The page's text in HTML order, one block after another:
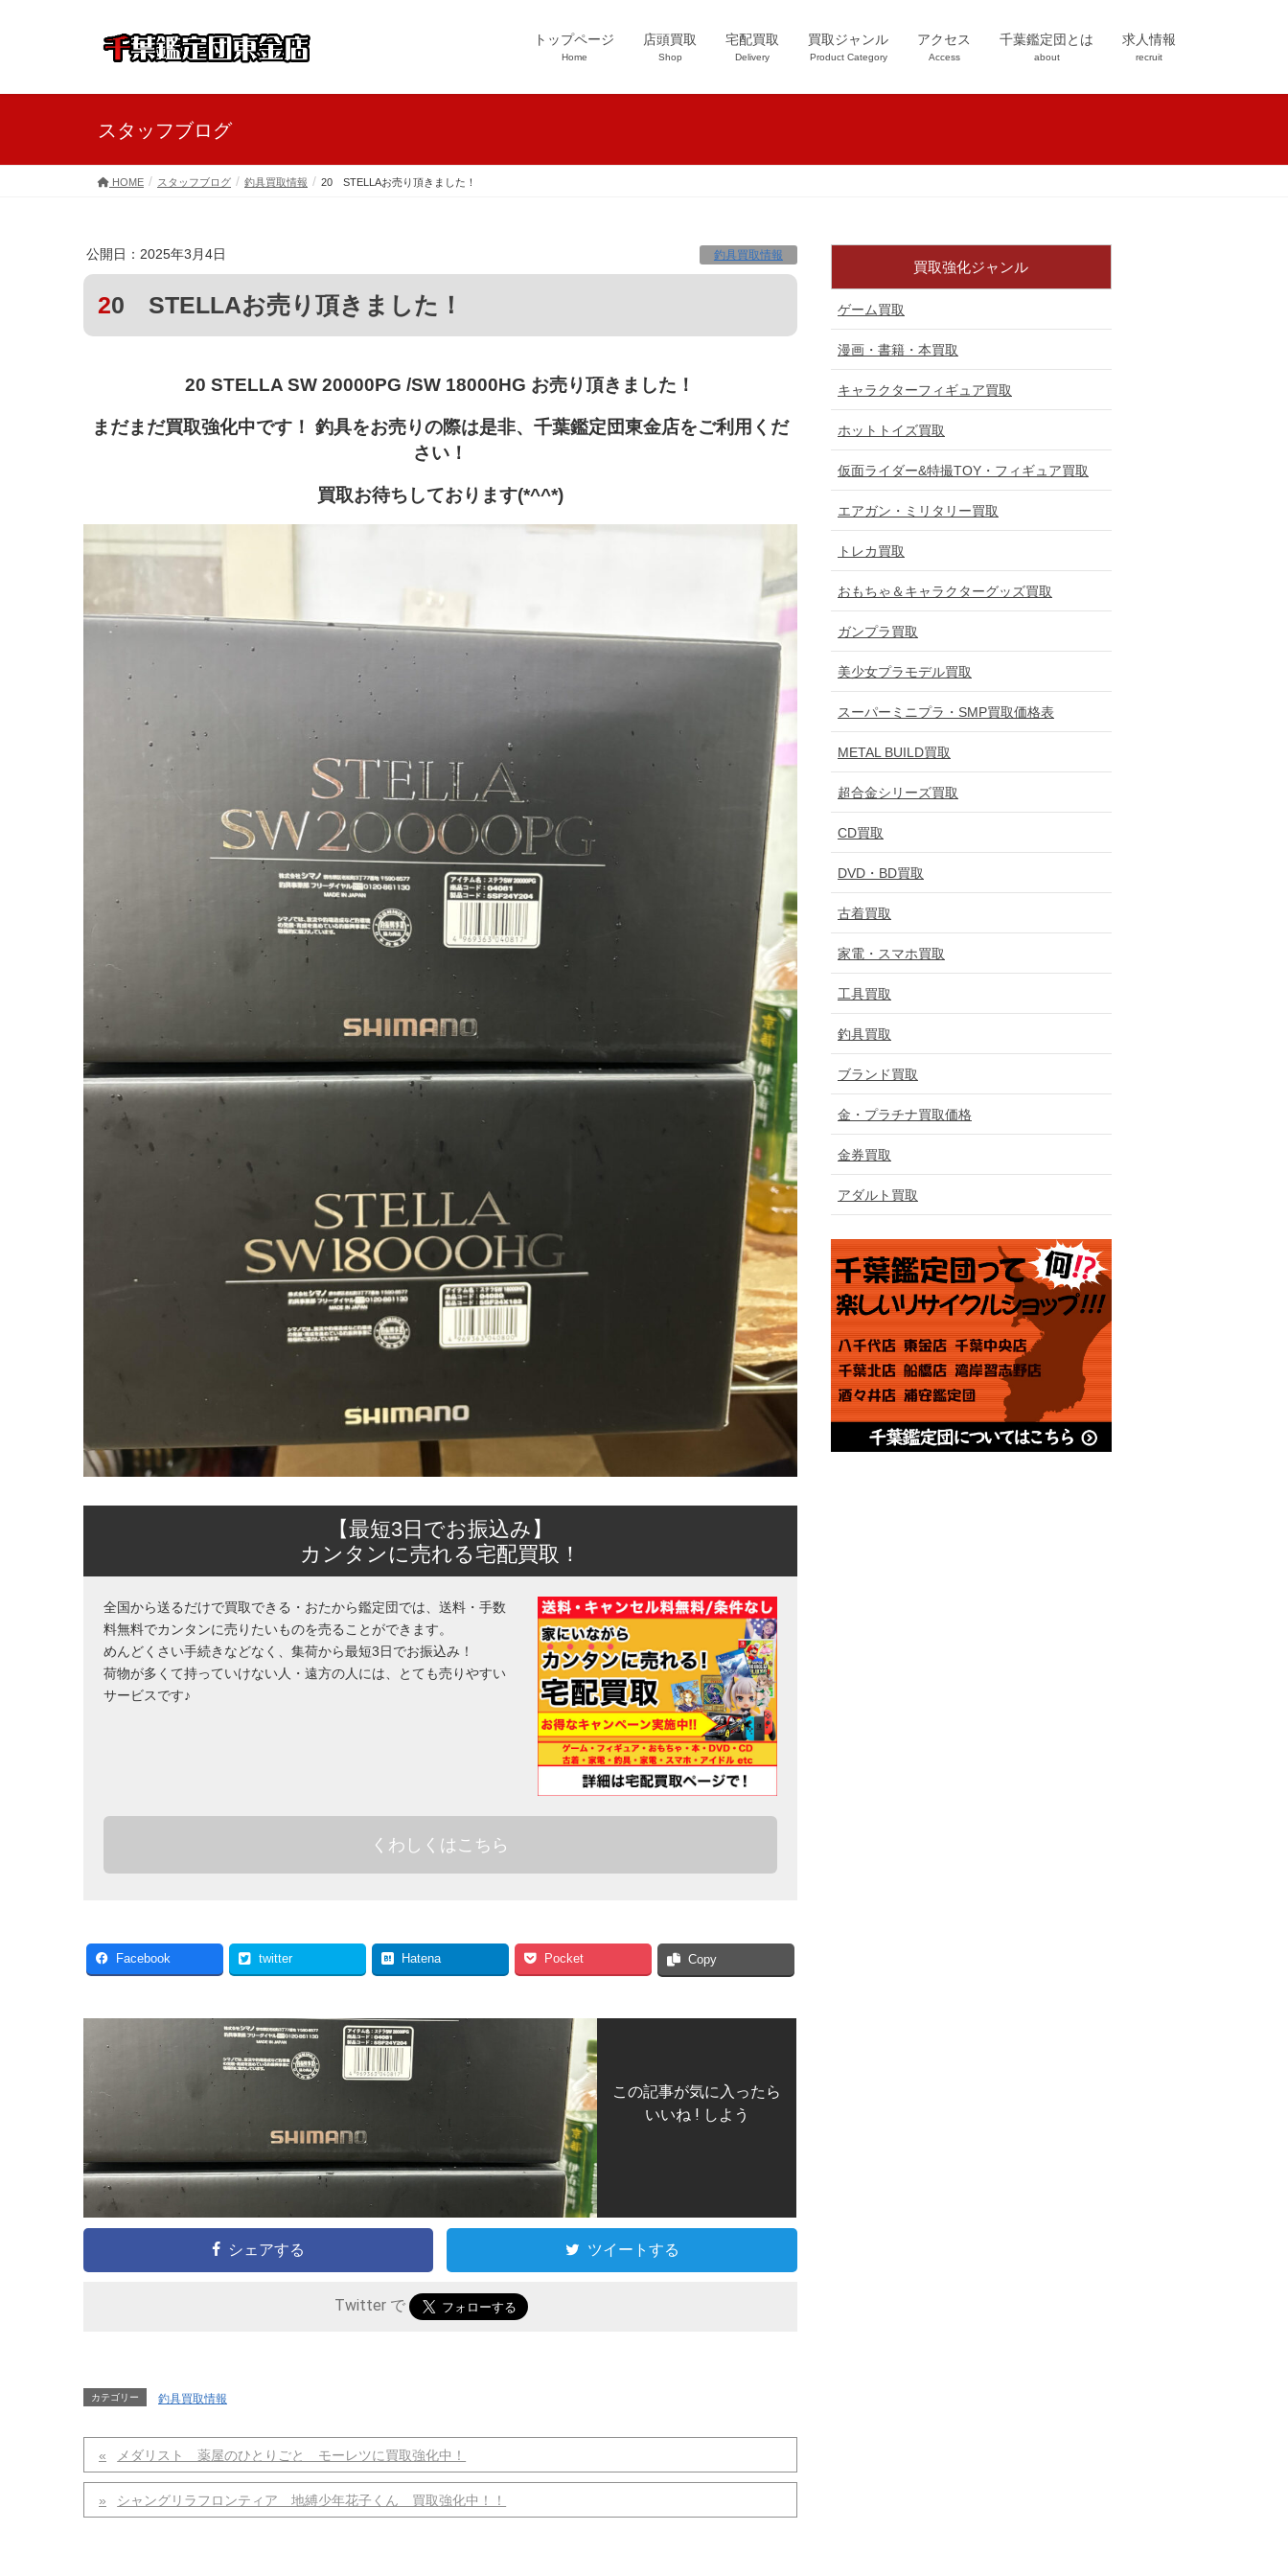
トップページ
Home
店頭買取
Shop
宅配買取
Delivery
買取ジャンル
Product Category
アクセス
Access
千葉鑑定団とは
about
求人情報
recruit
スタッフブログ
HOME スタッフブログ 釣具買取情報 20 STELLAお売り頂きました！
公開日：2025年3月4日 釣具買取情報
20 STELLAお売り頂きました！
20 STELLA SW 20000PG /SW 18000HG お売り頂きました！
まだまだ買取強化中です！ 釣具をお売りの際は是非、千葉鑑定団東金店をご利用くだ
さい！
買取お待ちしております(*^^*)
【最短3日でお振込み】
カンタンに売れる宅配買取！
全国から送るだけで買取できる・おたから鑑定団では、送料・手数
料無料でカンタンに売りたいものを売ることができます。
めんどくさい手続きなどなく、集荷から最短3日でお振込み！
荷物が多くて持っていけない人・遠方の人には、とても売りやすい
サービスです♪
くわしくはこちら
Facebook twitter Hatena Pocket Copy
この記事が気に入ったら
いいね ! しよう
シェアする ツイートする
Twitter で
カテゴリー 釣具買取情報
メダリスト 薬屋のひとりごと モーレツに買取強化中！
シャングリラフロンティア 地縛少年花子くん 買取強化中！！
買取強化ジャンル
ゲーム買取
漫画・書籍・本買取
キャラクターフィギュア買取
ホットトイズ買取
仮面ライダー&特撮TOY・フィギュア買取
エアガン・ミリタリー買取
トレカ買取
おもちゃ＆キャラクターグッズ買取
ガンプラ買取
美少女プラモデル買取
スーパーミニプラ・SMP買取価格表
METAL BUILD買取
超合金シリーズ買取
CD買取
DVD・BD買取
古着買取
家電・スマホ買取
工具買取
釣具買取
ブランド買取
金・プラチナ買取価格
金券買取
アダルト買取